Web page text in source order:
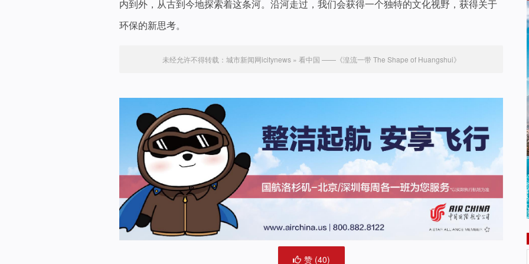
内到外，从古到今地探索着这条河。沿河走过，我们会获得一个独特的文化视野，获得关于
环保的新思考。
未经允许不得转载： 城市新闻网icitynews» 看中国 ——《湟流一带 The Shape of Huangshui》
赞 (40)